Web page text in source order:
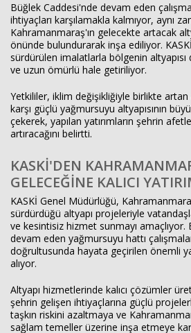
Büğlek Caddesi'nde devam eden
ihtiyaçları karşılamakla kalmıyor, aynı
Kahramanmaraş'ın gelecekte artacak
önünde bulundurarak inşa ediliyor.
sürdürülen imalatlarla bölgenin altyapısı
ve uzun ömürlü hale getiriliyor.
Yetkililer, iklim değişikliğiyle birlikte artan
karşı güçlü yağmursuyu altyapısının
çekerek, yapılan yatırımların şehrin
artıracağını belirtti.
KASKİ'DEN
GELECEĞİNE KALICI
KASKİ Genel Müdürlüğü,
sürdürdüğü altyapı projeleriyle
ve kesintisiz hizmet sunmayı amaçlıyor.
devam eden yağmursuyu hattı
doğrultusunda hayata geçirilen önemli
alıyor.
Altyapı hizmetlerinde kalıcı çözümler
şehrin gelişen ihtiyaçlarına güçlü
taşkın riskini azaltmaya ve
sağlam temeller üzerine inşa etmeye